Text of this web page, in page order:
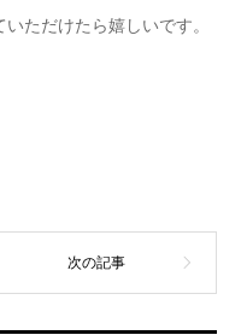
ただけたら嬉しいです。